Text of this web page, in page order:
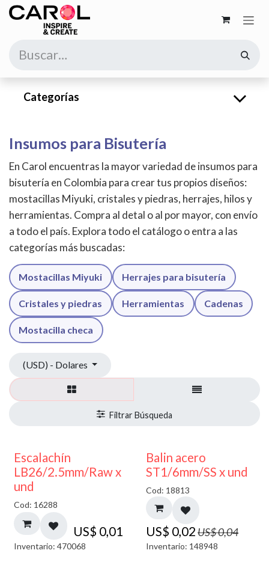
Ir al contenido
Categorías
Insumos para Bisutería
En Carol encuentras la mayor variedad de insumos para
bisutería en Colombia para crear tus propios diseños:
mostacillas Miyuki, cristales y piedras, herrajes, hilos y
herramientas. Compra al detal o al por mayor, con envío
a todo el país. Explora todo el catálogo o entra a las
categorías más buscadas:
Mostacillas Miyuki Herrajes para bisutería
Cristales y piedras Herramientas Cadenas
Mostacilla checa
(USD) - Dolares
Escalachín
LB26/2.5mm/Raw x
und
Cod: 16288
US$ 0,01
Inventario: 470068
50% DESCUENTO
Balin acero
ST1/6mm/SS x und
Cod: 18813
US$ 0,02US$0,04
Inventario: 148948